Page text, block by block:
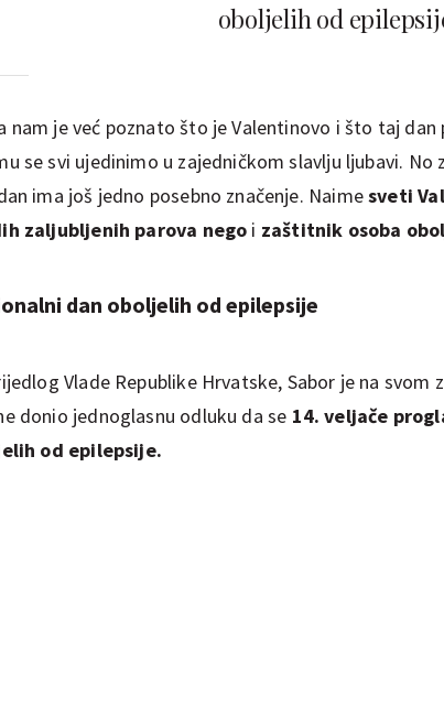
oboljelih od
nam je već poznato što je Valentinovo i što taj dan
se svi ujedinimo u zajedničkom slavlju ljubavi. No
ima još jedno posebno značenje. Naimesveti
zaljubljenih parova nego i zaštitnik osoba
dan oboljelih od epilepsije
Vlade Republike Hrvatske, Sabor je na svom
donio jednoglasnu odluku da se 14. veljače
od epilepsije.